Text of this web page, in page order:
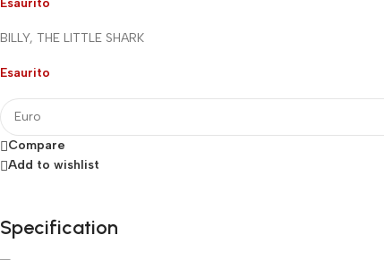
BILLY, THE LITTLE SHARK
Esaurito
Compare
Add to wishlist
Fino al 12 Ottobre...
Black Friday di Autunno!
Specification